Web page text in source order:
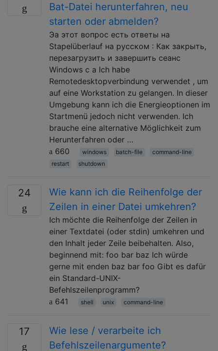
Bat-Datei herunterfahren, neu
starten oder abmelden?
Эа этот вопрос есть ответы на
Stapelüberlauf на русском : Как закрыть,
перезагрузить и завершить сеанс
Windows с а Ich habe
Remotedesktopverbindung verwendet , um
auf eine Workstation zu gelangen. In dieser
Umgebung kann ich die Energieoptionen im
Startmenü jedoch nicht verwenden. Ich
brauche eine alternative Möglichkeit zum
Herunterfahren oder …
660
windows batch-file
command-line
restart
shutdown
24
Wie kann ich die Reihenfolge der
Zeilen in einer Datei umkehren?
Ich möchte die Reihenfolge der Zeilen in
einer Textdatei (oder stdin) umkehren und
den Inhalt jeder Zeile beibehalten. Also,
beginnend mit: foo bar baz Ich würde
gerne mit enden baz bar foo Gibt es dafür
ein Standard-UNIX-
Befehlszeilenprogramm?
641
shell unix command-line
17
Wie lese / verarbeite ich
Befehlszeilenargumente?